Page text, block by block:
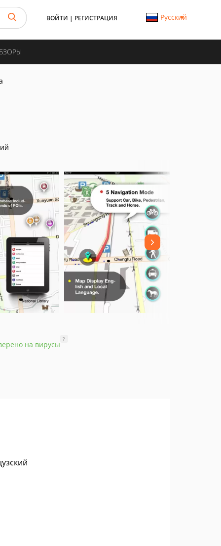
ВОЙТИ | РЕГИСТРАЦИЯ Русский
на вирусы
?